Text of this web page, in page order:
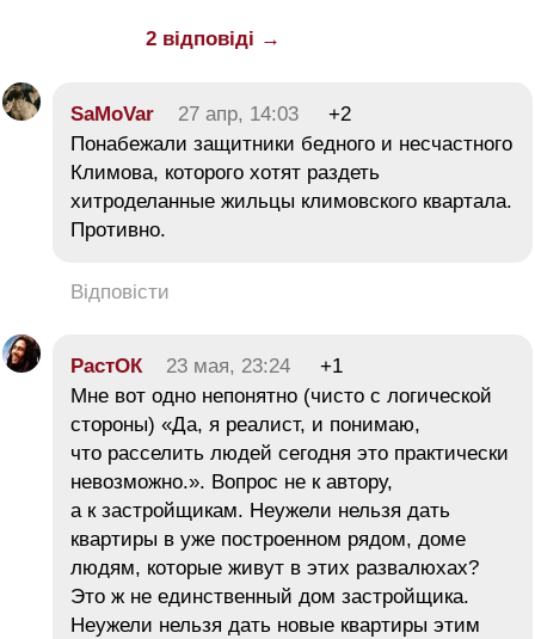
2 відповіді →
SaMoVar 27 апр, 14:03
+2
Понабежали защитники бедного и несчастного
Климова, которого хотят раздеть
хитроделанные жильцы климовского квартала.
Противно.
Відповісти
РастОК 23 мая, 23:24
+1
Мне вот одно непонятно (чисто с логической
стороны) «Да, я реалист, и понимаю,
что расселить людей сегодня это практически
невозможно.». Вопрос не к автору,
а к застройщикам. Неужели нельзя дать
квартиры в уже построенном рядом, доме
людям, которые живут в этих развалюхах?
Это ж не единственный дом застройщика.
Неужели нельзя дать новые квартиры этим